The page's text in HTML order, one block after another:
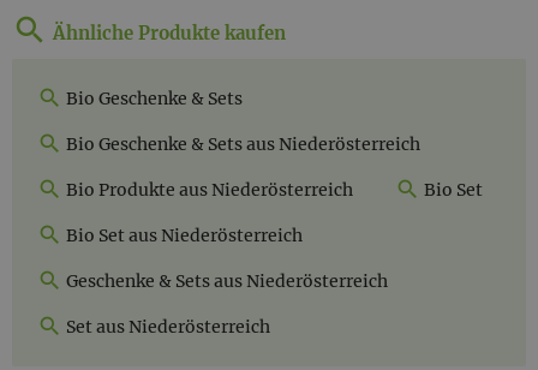
Ähnliche Produkte kaufen
Bio Geschenke & Sets
Bio Geschenke & Sets aus Niederösterreich
Bio Produkte aus Niederösterreich Bio Set
Bio Set aus Niederösterreich
Geschenke & Sets aus Niederösterreich
Set aus Niederösterreich